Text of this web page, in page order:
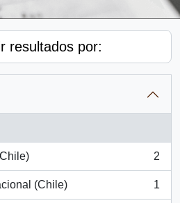
resultados por:
2
(Chile) 1